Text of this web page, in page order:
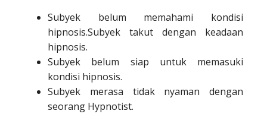
Subyek belum memahami kondisi
hipnosis.Subyek takut dengan keadaan
hipnosis.
Subyek belum siap untuk memasuki
kondisi hipnosis.
Subyek merasa tidak nyaman dengan
seorang Hypnotist.